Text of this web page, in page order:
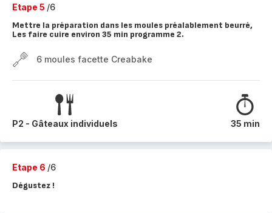
Etape 5 /6
Mettre la préparation dans les moules préalablement beurré,
Les faire cuire environ 35 min programme 2.
6 moules facette Creabake
P2 - Gâteaux individuels 35 min
Etape 6 /6
Dégustez !